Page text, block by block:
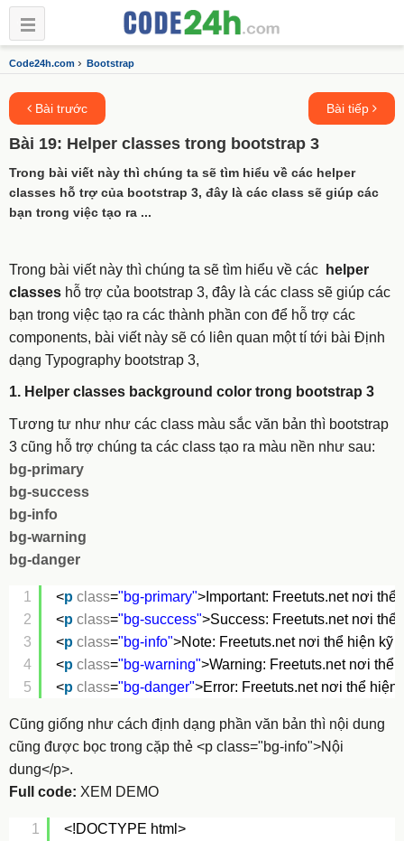
Code24h.com › Bootstrap
Bài trước Bài tiếp
Bài 19: Helper classes trong bootstrap 3
Trong bài viết này thì chúng ta sẽ tìm hiểu về các helper
classes hỗ trợ của bootstrap 3, đây là các class sẽ giúp các
bạn trong việc tạo ra ...
Trong bài viết này thì chúng ta sẽ tìm hiểu về các
helper
classes hỗ trợ của bootstrap 3, đây là các class sẽ giúp các
bạn trong việc tạo ra các thành phần con để hỗ trợ các
components, bài viết này sẽ có liên quan một tí tới bài Định
dạng Typography bootstrap 3,
1. Helper classes background color trong bootstrap 3
Tương tư như như các class màu sắc văn bản thì bootstrap
3 cũng hỗ trợ chúng ta các class tạo ra màu nền như sau:
bg-primary
bg-success
bg-info
bg-warning
bg-danger
1
2
3
4
5
<p class="bg-primary">Important: Freetuts.net nơi
<p class="bg-success">Success: Freetuts.net nơi thể
<p class="bg-info">Note: Freetuts.net nơi thể hiện kỹ
<p class="bg-warning">Warning: Freetuts.net nơi thể
<p class="bg-danger">Error: Freetuts.net nơi thể hiện
Cũng giống như cách định dạng phần văn bản thì nội dung
cũng được bọc trong cặp thẻ <p class="bg-info">Nội
dung</p>.
Full code: XEM DEMO
1
<!DOCTYPE html>